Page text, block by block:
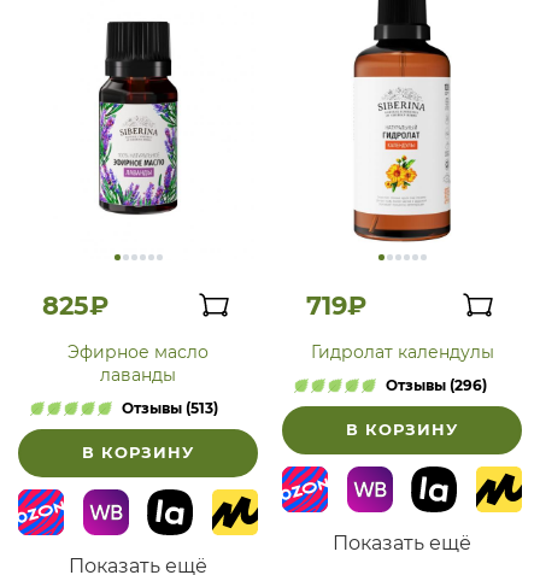
825₽
Эфирное масло
лаванды
Отзывы (513)
В КОРЗИНУ
Показать ещё
719₽
Гидролат календулы
Отзывы (296)
В КОРЗИНУ
Показать ещё